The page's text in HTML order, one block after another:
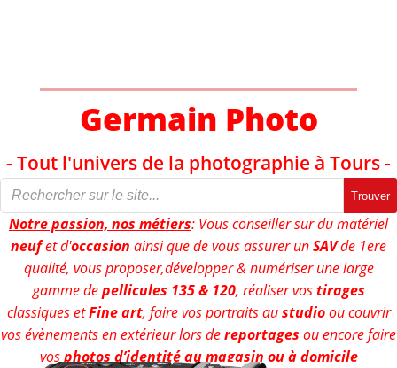
Germain Photo
- Tout l'univers de la photographie à Tours -
Trouver
Notre passion, nos métiers: Vous conseiller sur du matériel
neufet d'occasion ainsi que de vous assurer unSAVde 1ere
qualité, vous proposer,développer & numériser une large
gamme depellicules 135 & 120, réaliser vostirages
classiques etFine art, faire vos portraits austudioou couvrir
vos évènements en extérieur lors dereportages ou encore faire
vosphotos d’identité au magasin ou à domicile